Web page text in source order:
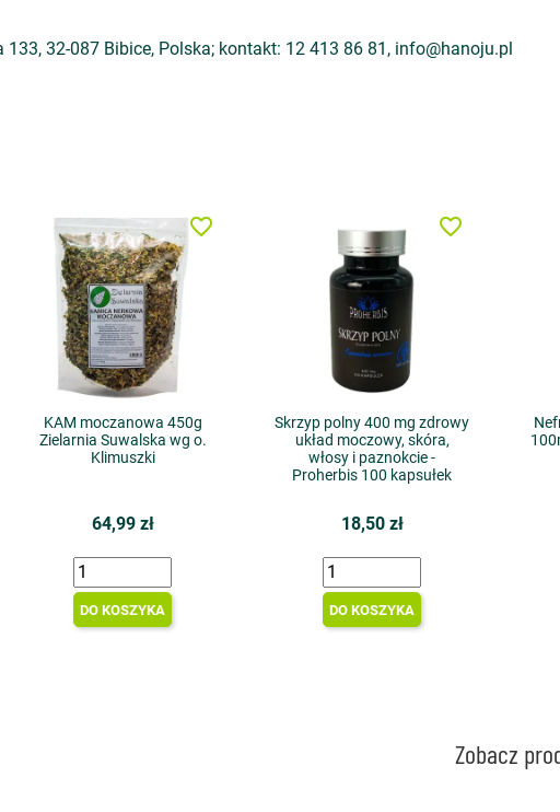
32-087 Bibice, Polska; kontakt: 12 413 86 81, info@hanoju.pl
KAM moczanowa 450g
Zielarnia Suwalska wg o.
Klimuszki
64,99 zł
DO KOSZYKA
favorite_border
Skrzyp polny 400 mg zdrowy
układ moczowy, skóra,
włosy i paznokcie -
Proherbis 100 kapsułek
18,50 zł
DO KOSZYKA
favorite_border
Zobacz